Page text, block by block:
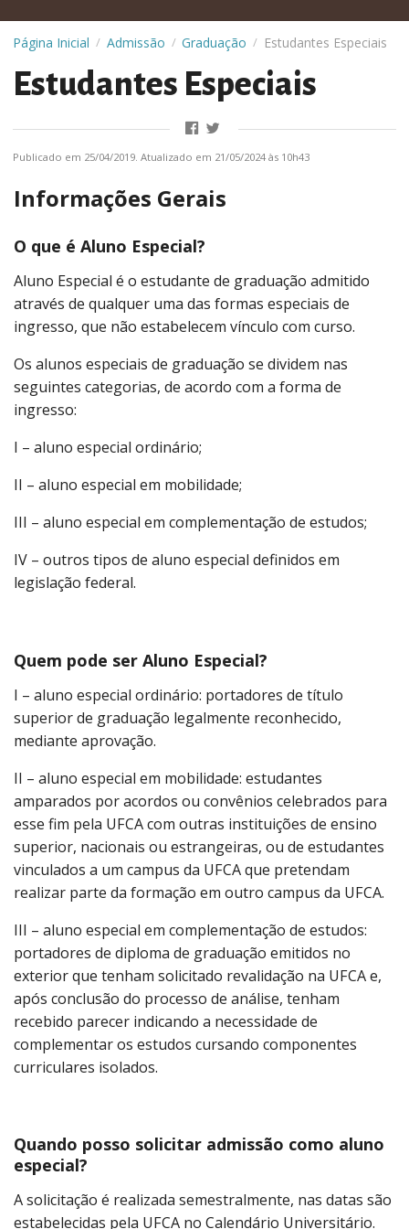
Página Inicial / Admissão / Graduação / Estudantes Especiais
Estudantes Especiais
Publicado em 25/04/2019. Atualizado em 21/05/2024 às 10h43
Informações Gerais
O que é Aluno Especial?
Aluno Especial é o estudante de graduação admitido
através de qualquer uma das formas especiais de
ingresso, que não estabelecem vínculo com curso.
Os alunos especiais de graduação se dividem nas
seguintes categorias, de acordo com a forma de
ingresso:
I – aluno especial ordinário;
II – aluno especial em mobilidade;
III – aluno especial em complementação de estudos;
IV – outros tipos de aluno especial definidos em
legislação federal.
Quem pode ser Aluno Especial?
I – aluno especial ordinário: portadores de título
superior de graduação legalmente reconhecido,
mediante aprovação.
II – aluno especial em mobilidade: estudantes
amparados por acordos ou convênios celebrados para
esse fim pela UFCA com outras instituições de ensino
superior, nacionais ou estrangeiras, ou de estudantes
vinculados a um campus da UFCA que pretendam
realizar parte da formação em outro campus da UFCA.
III – aluno especial em complementação de estudos:
portadores de diploma de graduação emitidos no
exterior que tenham solicitado revalidação na UFCA e,
após conclusão do processo de análise, tenham
recebido parecer indicando a necessidade de
complementar os estudos cursando componentes
curriculares isolados.
Quando posso solicitar admissão como aluno
especial?
A solicitação é realizada semestralmente, nas datas são
estabelecidas pela UFCA no Calendário Universitário.